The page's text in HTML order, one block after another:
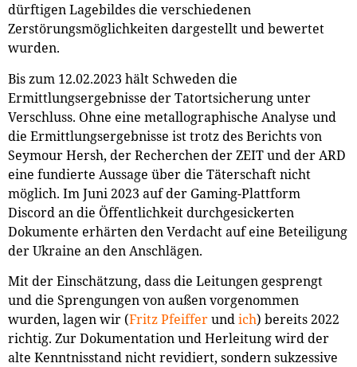
dürftigen Lagebildes die verschiedenen
Zerstörungsmöglichkeiten dargestellt und bewertet
wurden.
Bis zum 12.02.2023 hält Schweden die
Ermittlungsergebnisse der Tatortsicherung unter
Verschluss. Ohne eine metallographische Analyse und
die Ermittlungsergebnisse ist trotz des Berichts von
Seymour Hersh, der Recherchen der ZEIT und der ARD
eine fundierte Aussage über die Täterschaft nicht
möglich. Im Juni 2023 auf der Gaming-Plattform
Discord an die Öffentlichkeit durchgesickerten
Dokumente erhärten den Verdacht auf eine Beteiligung
der Ukraine an den Anschlägen.
Mit der Einschätzung, dass die Leitungen gesprengt
und die Sprengungen von außen vorgenommen
wurden, lagen wir (Fritz Pfeifferundich) bereits 2022
richtig. Zur Dokumentation und Herleitung wird der
alte Kenntnisstand nicht revidiert, sondern sukzessive